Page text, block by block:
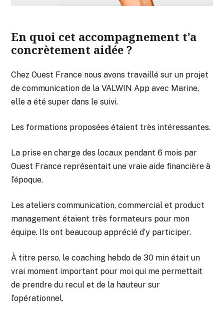
En quoi cet accompagnement t’a
concrètement aidée ?
Chez Ouest France nous avons travaillé sur un projet
de communication de la VALWIN App avec Marine,
elle a été super dans le suivi.
Les formations proposées étaient très intéressantes.
La prise en charge des locaux pendant 6 mois par
Ouest France représentait une vraie aide financière à
l’époque.
Les ateliers communication, commercial et product
management étaient très formateurs pour mon
équipe. Ils ont beaucoup apprécié d’y participer.
À titre perso, le coaching hebdo de 30 min était un
vrai moment important pour moi qui me permettait
de prendre du recul et de la hauteur sur
l’opérationnel.